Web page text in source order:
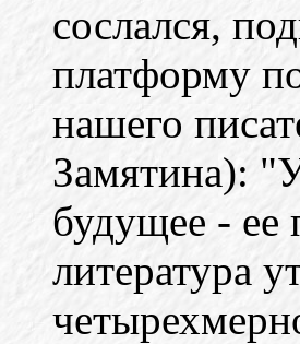
сослался,
платформу
нашего
Замятина):
будущее - ее
литература